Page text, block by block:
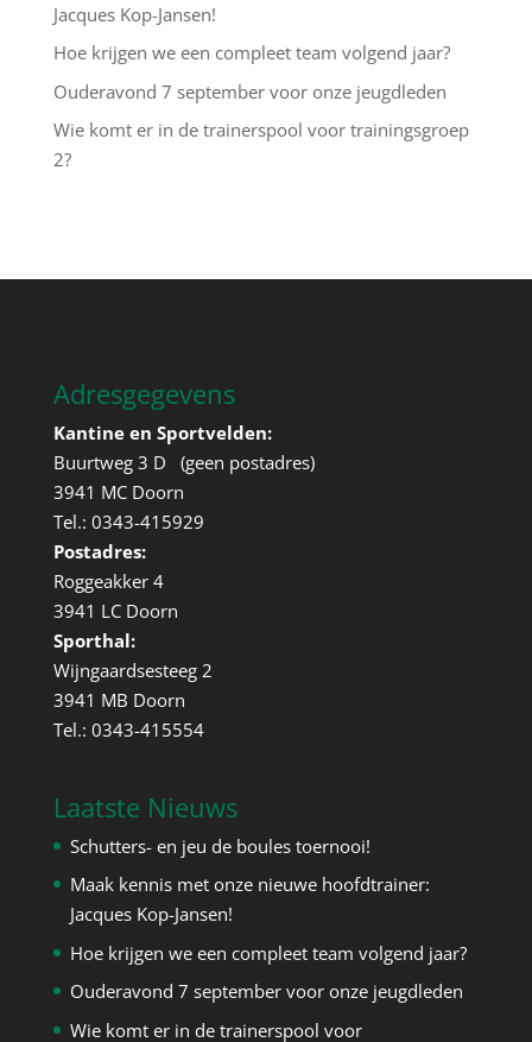
Jacques Kop-Jansen!
Hoe krijgen we een compleet team volgend jaar?
Ouderavond 7 september voor onze jeugdleden
Wie komt er in de trainerspool voor trainingsgroep
2?
Adresgegevens
Kantine en Sportvelden:
Buurtweg 3 D (geen postadres)
3941 MC Doorn
Tel.: 0343-415929
Postadres:
Roggeakker 4
3941 LC Doorn
Sporthal:
Wijngaardsesteeg 2
3941 MB Doorn
Tel.: 0343-415554
Laatste Nieuws
Schutters- en jeu de boules toernooi!
Maak kennis met onze nieuwe hoofdtrainer:
Jacques Kop-Jansen!
Hoe krijgen we een compleet team volgend jaar?
Ouderavond 7 september voor onze jeugdleden
Wie komt er in de trainerspool voor